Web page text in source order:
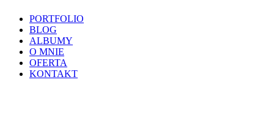
PORTFOLIO
BLOG
ALBUMY
O MNIE
OFERTA
KONTAKT